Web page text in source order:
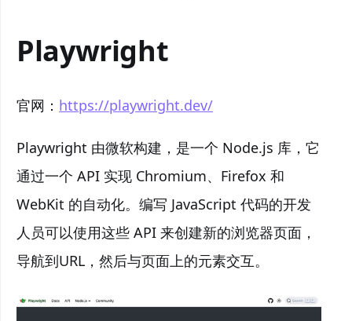
Playwright
官网： https://playwright.dev/
Playwright 由微软构建，是一个 Node.js 库，它
通过一个 API 实现 Chromium、Firefox 和
WebKit 的自动化。编写 JavaScript 代码的开发
人员可以使用这些 API 来创建新的浏览器页面，
导航到URL，然后与页面上的元素交互。